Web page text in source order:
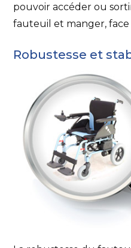
pouvoir accéder ou
fauteuil et manger, face
Robustesse et